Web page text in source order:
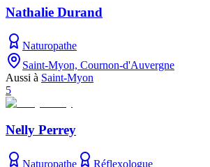
Nathalie Durand
Naturopathe
Saint-Myon, Cournon-d'Auvergne
Aussi à Saint-Myon
5
Nelly Perrey
Naturopathe
Réflexologue